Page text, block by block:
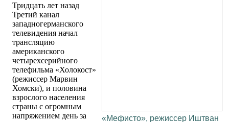
«Мефисто», режиссер Иштван
Тридцать лет назад
Третий канал
западногерманского
телевидения начал
трансляцию
американского
четырехсерийного
телефильма «Холокост»
(режиссер Марвин
Хомски), и половина
взрослого населения
страны с огромным
напряжением день за